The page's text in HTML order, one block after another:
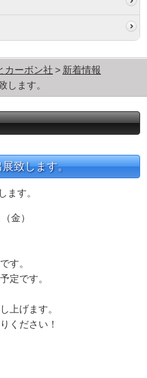
カーボン社
新着情報
します。
致します。
ます。
金）
す。
定です。
上げます。
ください！